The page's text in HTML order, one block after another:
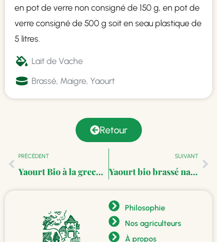
en pot de verre non consigné de 150 g, en pot de
verre consigné de 500 g soit en seau plastique de
5 litres.
Lait de Vache
Brassé, Maigre, Yaourt
Retour
PRÉCÉDENT
Yaourt Bio à la grecque
SUIVANT
Yaourt bio brassé nature
Philosophie
Nos agriculteurs
À propos